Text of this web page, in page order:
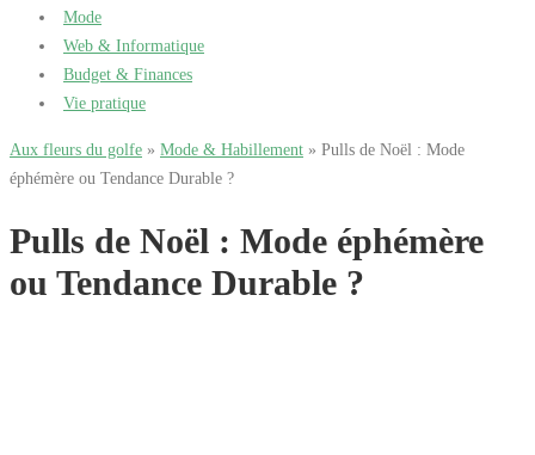
Mode
Web & Informatique
Budget & Finances
Vie pratique
Aux fleurs du golfe » Mode & Habillement » Pulls de Noël : Mode
éphémère ou Tendance Durable ?
Pulls de Noël : Mode éphémère
ou Tendance Durable ?